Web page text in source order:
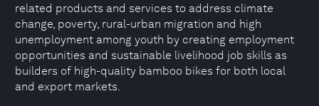
related products and services to address climate
change, poverty, rural-urban migration and high
unemployment among youth by creating employment
opportunities and sustainable livelihood job skills as
builders of high-quality bamboo bikes for both local
and export markets.